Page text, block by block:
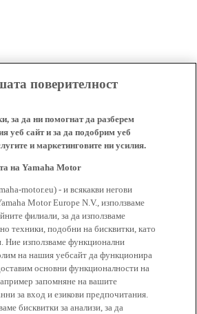
поверителност
за да ни помогнат да разберем
уеб сайт и за да подобрим уеб
и маркетинговите ни усилия.
на Yamaha Motor
motor.eu) - и всякакви негови
Motor Europe N.V., използваме
филиали, за да използваме
техники, подобни на бисквитки, като
Ние използваме функционални
на нашия уебсайт да функционира
основни функционалности на
запомняне на вашите
за вход и езикови предпочитания.
бисквитки за анализи, за да